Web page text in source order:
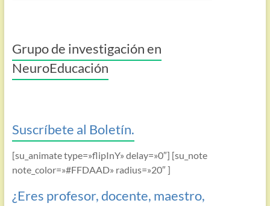
Grupo de investigación en
NeuroEducación
Suscríbete al Boletín.
[su_animate type=»flipInY» delay=»0″] [su_note
note_color=»#FFDAAD» radius=»20″ ]
¿Eres profesor, docente, maestro,